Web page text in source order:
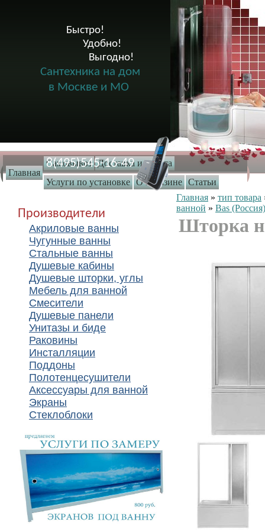
Главная
Самовывоз Доставка и оплата
Услуги по установке О магазине Статьи
Быстро!
              Удобно!
                      Выгодно!
Сантехника на дом
в Москве и МО
8(495)545-16-49
Производители
Акриловые ванны
Чугунные ванны
Стальные ванны
Душевые кабины
Душевые шторки, углы
Мебель для ванной
Смесители
Душевые панели
Унитазы и биде
Раковины
Инсталляции
Поддоны
Полотенцесушители
Аксессуары для ванной
Экраны
Стеклоблоки
Главная » тип товара
ванной » Bas (Россия)
Шторка